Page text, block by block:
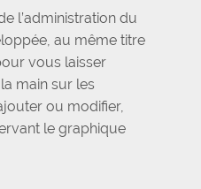
l’administration du
au même titre
vous laisser
main sur les
ou modifier,
le graphique